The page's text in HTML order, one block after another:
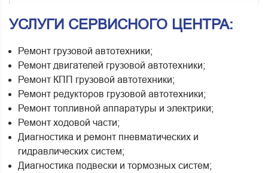
УСЛУГИ СЕРВИСНОГО ЦЕНТРА:
Ремонт грузовой автотехники;
Ремонт двигателей грузовой автотехники;
Ремонт КПП грузовой автотехники;
Ремонт редукторов грузовой автотехники;
Ремонт топливной аппаратуры и электрики;
Ремонт ходовой части;
Диагностика и ремонт пневматических и
гидравлических систем;
Диагностика подвески и тормозных систем;